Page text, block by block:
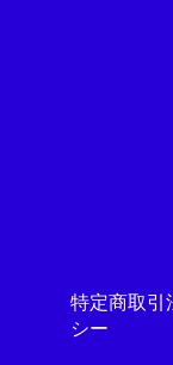
特定商取引
シー